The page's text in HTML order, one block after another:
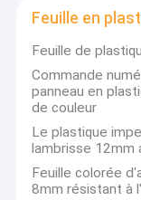
Feuille
Feuille
Feuille
Tubes
Feuille
Feuille en
Feuille de
Commande
panneau en
de couleur
Le plastique
lambrisse 12mm
Feuille colorée
8mm résistant à
transparente,
de grand
acrylique de
Feuille acrylique
premières de
produit avec le
importé du R-U.
Rockwell est bien